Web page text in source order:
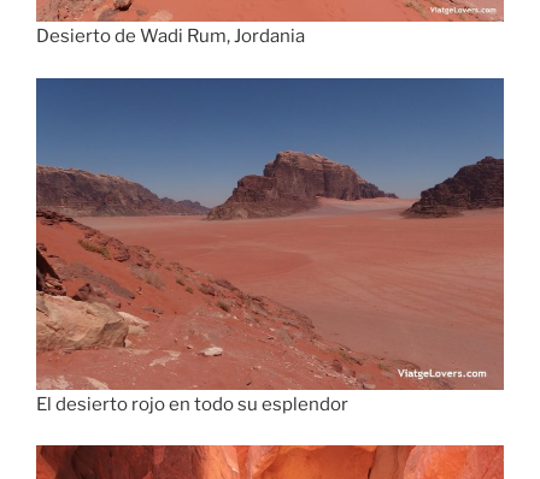
Desierto de Wadi Rum, Jordania
El desierto rojo en todo su esplendor